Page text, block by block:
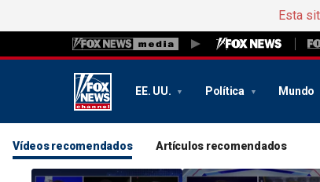
Esta
EE. UU. Política Mundo
Vídeos recomendados Artículos recomendados